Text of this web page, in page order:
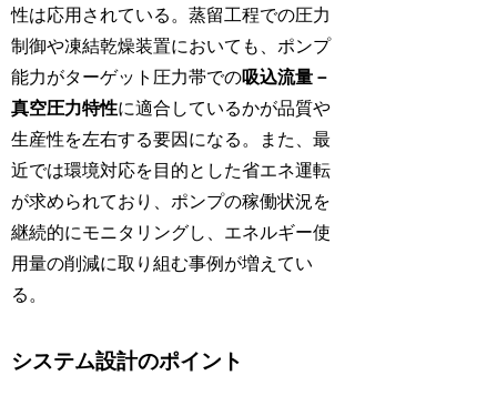
性は応用されている。蒸留工程での圧力
制御や凍結乾燥装置においても、ポンプ
能力がターゲット圧力帯での吸込流量－
真空圧力特性に適合しているかが品質や
生産性を左右する要因になる。また、最
近では環境対応を目的とした省エネ運転
が求められており、ポンプの稼働状況を
継続的にモニタリングし、エネルギー使
用量の削減に取り組む事例が増えてい
る。
システム設計のポイント